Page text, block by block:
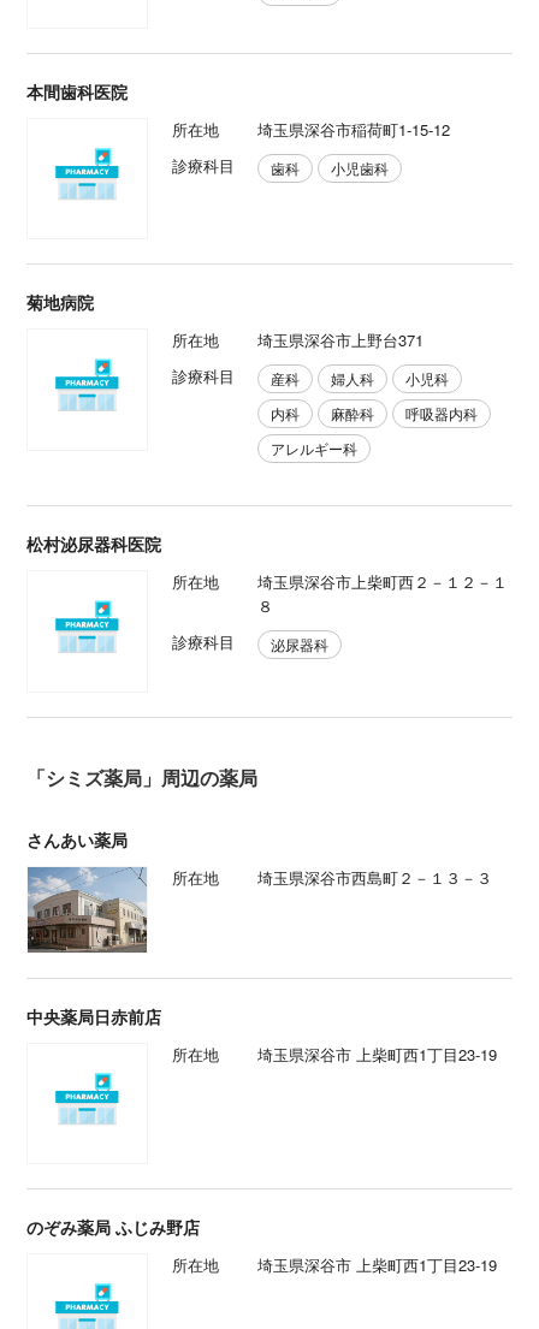
本間歯科医院
所在地
埼玉県深谷市稲荷町1-15-12
診療科目
歯科 小児歯科
菊地病院
所在地
埼玉県深谷市上野台371
診療科目
産科 婦人科
小児科
内科
麻酔科
呼吸器内科
アレルギー科
松村泌尿器科医院
所在地
埼玉県深谷市上柴町西２－１２－１
８
診療科目
泌尿器科
「シミズ薬局」周辺の薬局
さんあい薬局
所在地 埼玉県深谷市西島町２－１３－３
中央薬局日赤前店
所在地 埼玉県深谷市 上柴町西1丁目23-19
のぞみ薬局 ふじみ野店
所在地 埼玉県深谷市 上柴町西1丁目23-19